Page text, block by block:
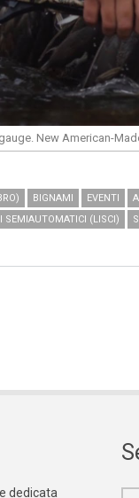
New American-
BIGNAMI EVENTI
SEMIAUTOMATICI (LISCI)
dedicata